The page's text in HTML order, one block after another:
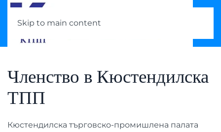
Skip to main content
Членство в Кюстендилска
ТПП
Кюстендилска търговско-промишлена палата